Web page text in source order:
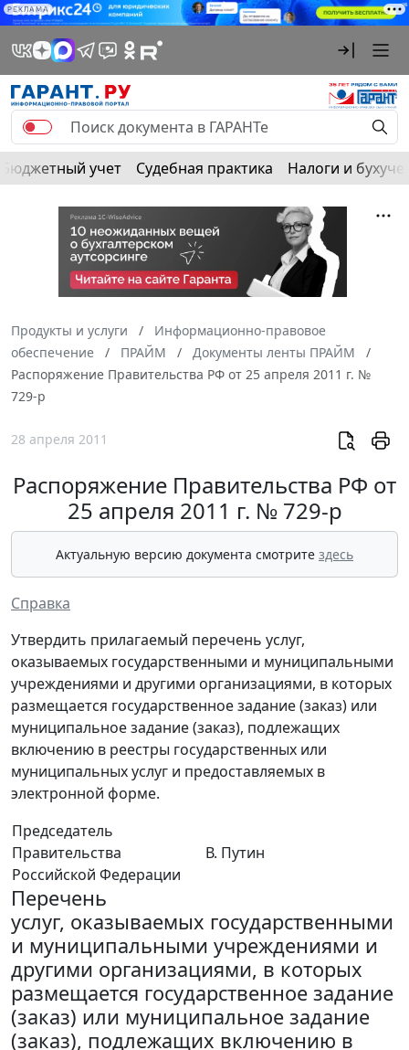
РЕКЛАМА
Бюджетный учет Судебная практика Налоги и
Продукты и услуги
Информационно-правовое
обеспечение
ПРАЙМ
Документы ленты ПРАЙМ
Распоряжение Правительства РФ от 25 апреля 2011 г. №
729-р
28 апреля 2011
Распоряжение Правительства РФ от
25 апреля 2011 г. № 729-р
Актуальную версию документа смотрите здесь
Справка
Утвердить прилагаемый перечень услуг,
оказываемых государственными и муниципальными
учреждениями и другими организациями, в которых
размещается государственное задание (заказ) или
муниципальное задание (заказ), подлежащих
включению в реестры государственных или
муниципальных услуг и предоставляемых в
электронной форме.
Председатель
Правительства
Российской Федерации
В. Путин
Перечень
услуг, оказываемых государственными
и муниципальными учреждениями и
другими организациями, в которых
размещается государственное задание
(заказ) или муниципальное задание
(заказ), подлежащих включению в